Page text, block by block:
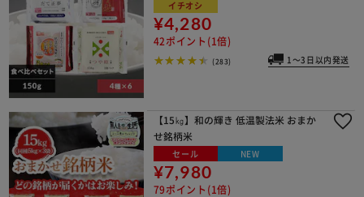
イチオシ
¥4,280
42ポイント(1倍)
(283) 1～3日以内発送
【15㎏】和の輝き 低温製法米 おまか
せ銘柄米
セール NEW
¥7,980
79ポイント(1倍)